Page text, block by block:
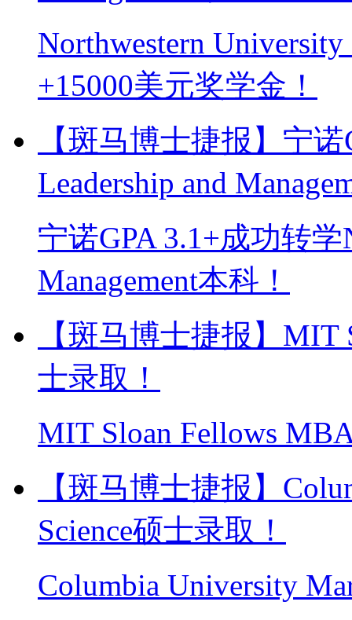
Northwestern
+15000美元奖学金！
【斑马博士捷报】宁
Leadership and
宁诺GPA 3.1+成功转学
Management本科！
【斑马博士捷报】MIT
士录取！
MIT Sloan Fellows
【斑马博士捷报】
Science硕士录取！
Columbia University